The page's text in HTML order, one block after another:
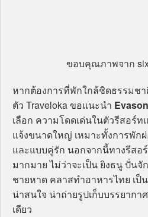
ขอบคุณภาพจาก
หากต้องการที่พักใกล้ชิดธรรมช
ตัว Traveloka ขอแนะนำ
เลือก ความโดดเด่นในตัวรีสอร์
แจ้งขนาดใหญ่ เหมาะทั้งการพัก
และแบบคู่รัก นอกจากนี้ทางรีสอ
มากมาย ไม่ว่าจะเป็น ยิงธนู ปั่นจั
ชายหาด คลาสทำอาหารไทย เ
น่าสนใจ น่าถ่ายรูปเก็บบรรยากา
เดียว